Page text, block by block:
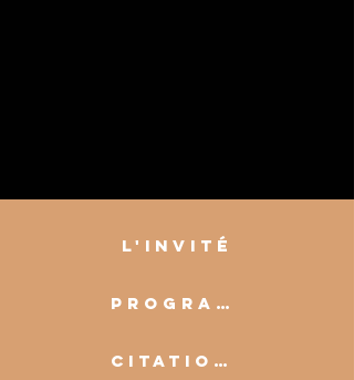
L'INVITÉ
PROGRAMME
CITATIONS